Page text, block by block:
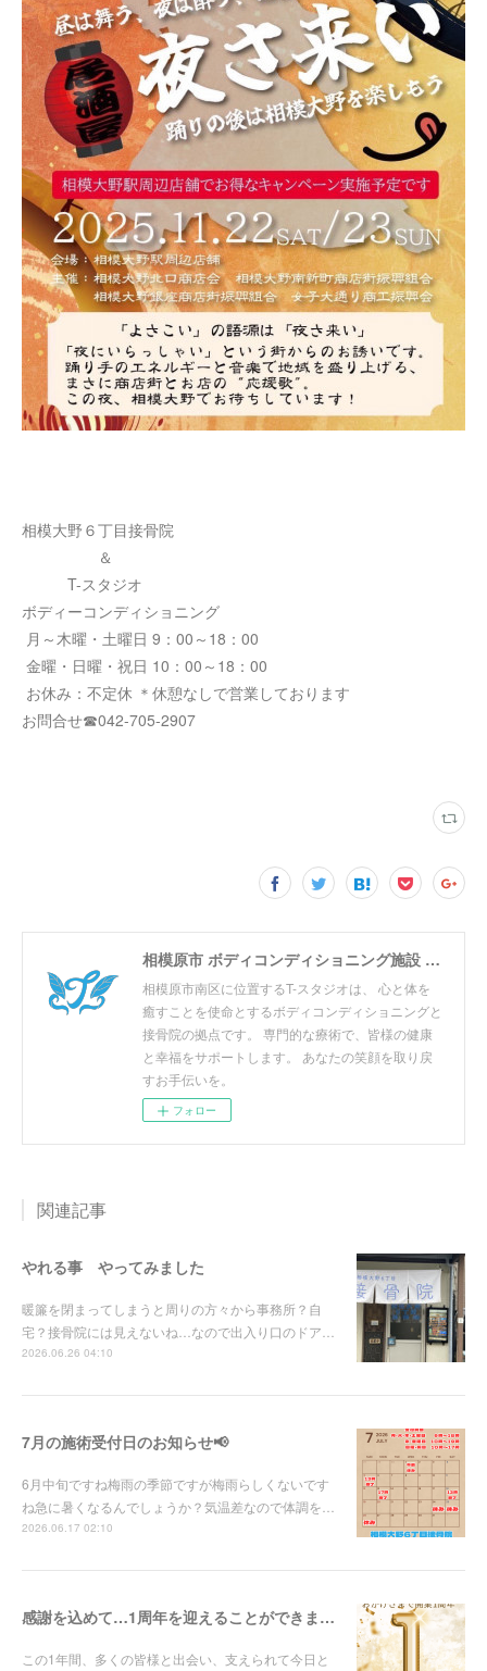
相模大野６丁目接骨院
＆
T-スタジオ
ボディーコンディショニング
月～木曜・土曜日 9：00～18：00
金曜・日曜・祝日 10：00～18：00
お休み：不定休 ＊休憩なしで営業しております
お問合せ☎042-705-2907
相模原市 ボディコンディショニング施設 T-スタジオ
相模原市南区に位置するT-スタジオは、 心と体を
癒すことを使命とするボディコンディショニングと
接骨院の拠点です。 専門的な療術で、皆様の健康
と幸福をサポートします。 あなたの笑顔を取り戻
すお手伝いを。
フォロー
関連記事
やれる事 やってみました
暖簾を閉まってしまうと周りの方々から事務所？自
宅？接骨院には見えないね…なので出入り口のドア…
2026.06.26 04:10
7月の施術受付日のお知らせ📢
6月中旬ですね梅雨の季節ですが梅雨らしくないです
ね急に暑くなるんでしょうか？気温差なので体調を…
2026.06.17 02:10
感謝を込めて…1周年を迎えることができました✨
この1年間、多くの皆様と出会い、支えられて今日と